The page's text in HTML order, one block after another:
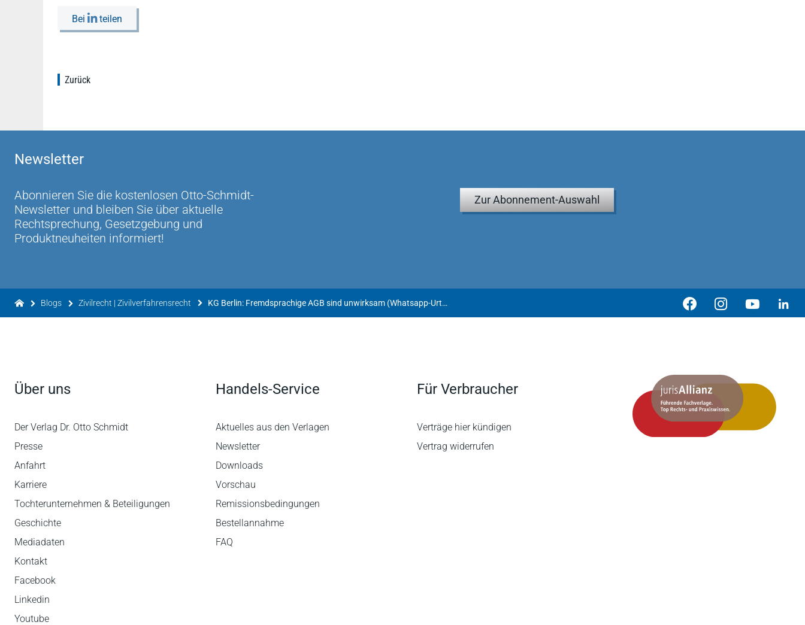
Bei teilen
Zurück
Newsletter
Abonnieren Sie die kostenlosen Otto-Schmidt-
Newsletter und bleiben Sie über aktuelle
Rechtsprechung, Gesetzgebung und
Produktneuheiten informiert!
Zur Abonnement-Auswahl
Blogs Zivilrecht | Zivilverfahrensrecht KG Berlin: Fremdsprachige AGB sind unwirksam (Whatsapp-Urteil)
Über uns
Der Verlag Dr. Otto Schmidt
Presse
Anfahrt
Karriere
Tochterunternehmen & Beteiligungen
Geschichte
Mediadaten
Kontakt
Facebook
Linkedin
Youtube
Handels-Service
Aktuelles aus den Verlagen
Newsletter
Downloads
Vorschau
Remissionsbedingungen
Bestellannahme
FAQ
Für Verbraucher
Verträge hier kündigen
Vertrag widerrufen